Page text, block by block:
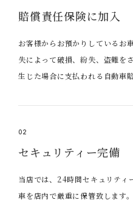
賠償責任保険に加入
お客様からお預かりしているお
失によって破損、紛失、盗難を
生じた場合に支払われる自動車
02
セキュリティー完備
当店では、24時間セキュリティ
車を店内で厳重に保管致します。